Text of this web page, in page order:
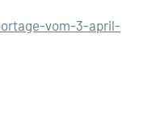
vom-3-april-